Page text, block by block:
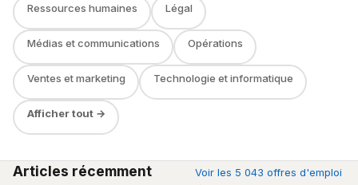
Ressources humaines Légal
Médias et communications Opérations
Ventes et marketing Technologie et informatique
Afficher tout →
Articles récemment
Voir les 5 043 offres d'emploi